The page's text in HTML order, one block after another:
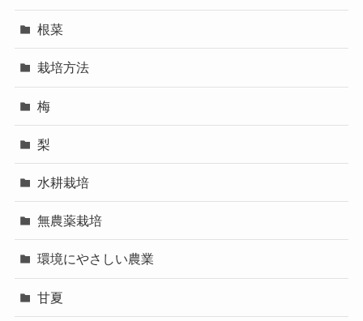
根菜
栽培方法
梅
梨
水耕栽培
無農薬栽培
環境にやさしい農業
甘夏